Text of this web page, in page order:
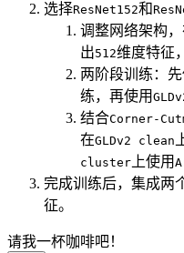
选择ResNet152和
调整网络架构，
出512维度特征
两阶段训练：先
练，再使用
结合Corner-
在GLDv2 clean
cluster 上使用
完成训练后，集成两
征。
请我一杯咖啡吧！